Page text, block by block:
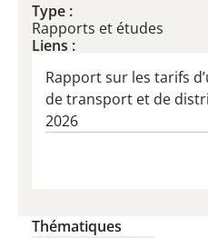
Type :
Rapports et études
Liens :
Rapport sur les tarifs
de transport et de
2026
Thématiques